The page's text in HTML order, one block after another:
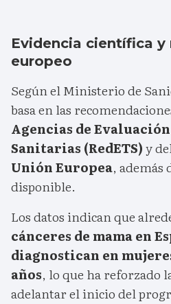
Evidencia científica y
europeo
Según el Ministerio de
basa en las
Agencias de
Sanitarias (RedETS)y
Unión Europea, además
disponible.
Los datos indican que
cánceres de mama en
diagnostican en
años, lo que ha reforzado
adelantar el inicio del